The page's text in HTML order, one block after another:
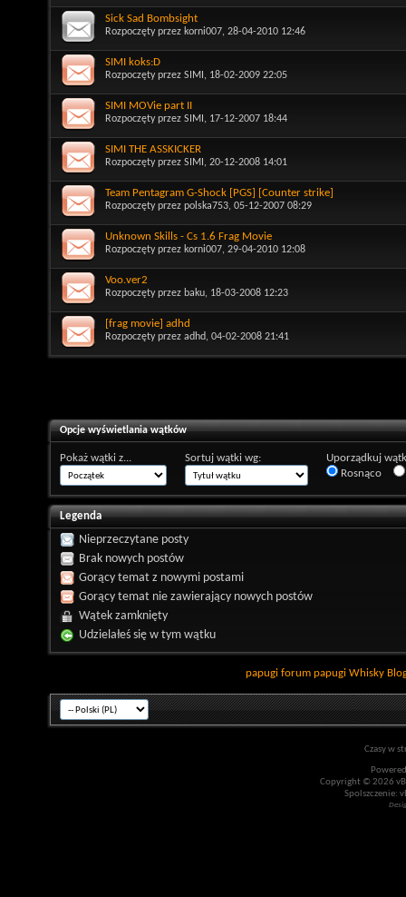
Sick Sad Bombsight
Rozpoczęty przez korni007, 28-04-2010 12:46
SIMI koks:D
Rozpoczęty przez SIMI , 18-02-2009 22:05
SIMI MOVie part II
Rozpoczęty przez SIMI , 17-12-2007 18:44
SIMI THE ASSKICKER
Rozpoczęty przez SIMI , 20-12-2008 14:01
Team Pentagram G-Shock [PGS] [Counter strike]
Rozpoczęty przez polska753, 05-12-2007 08:29
Unknown Skills - Cs 1.6 Frag Movie
Rozpoczęty przez korni007, 29-04-2010 12:08
Voo.ver2
Rozpoczęty przez baku, 18-03-2008 12:23
[frag movie] adhd
Rozpoczęty przez adhd, 04-02-2008 21:41
Opcje wyświetlania wątków
Pokaż wątki z... Sortuj wątki wg:
Uporządkuj
Rosnąco
Legenda
Nieprzeczytane posty
Brak nowych postów
Gorący temat z nowymi postami
Gorący temat nie zawierający nowych postów
Wątek zamknięty
Udzielałeś się w tym wątku
papugi forum papugi Whisky
Czasy w
Copyright © 2026
Spolszczenie: